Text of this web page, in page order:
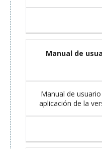
Manual de
Manual de
aplicación de la